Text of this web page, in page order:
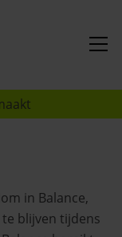
in Balance,
blijven tijdens